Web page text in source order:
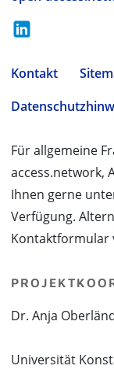
Kontakt
Für allgemeine
access.network,
Ihnen gerne
Verfügung.
Kontaktformular
Dr. Anja
Universität